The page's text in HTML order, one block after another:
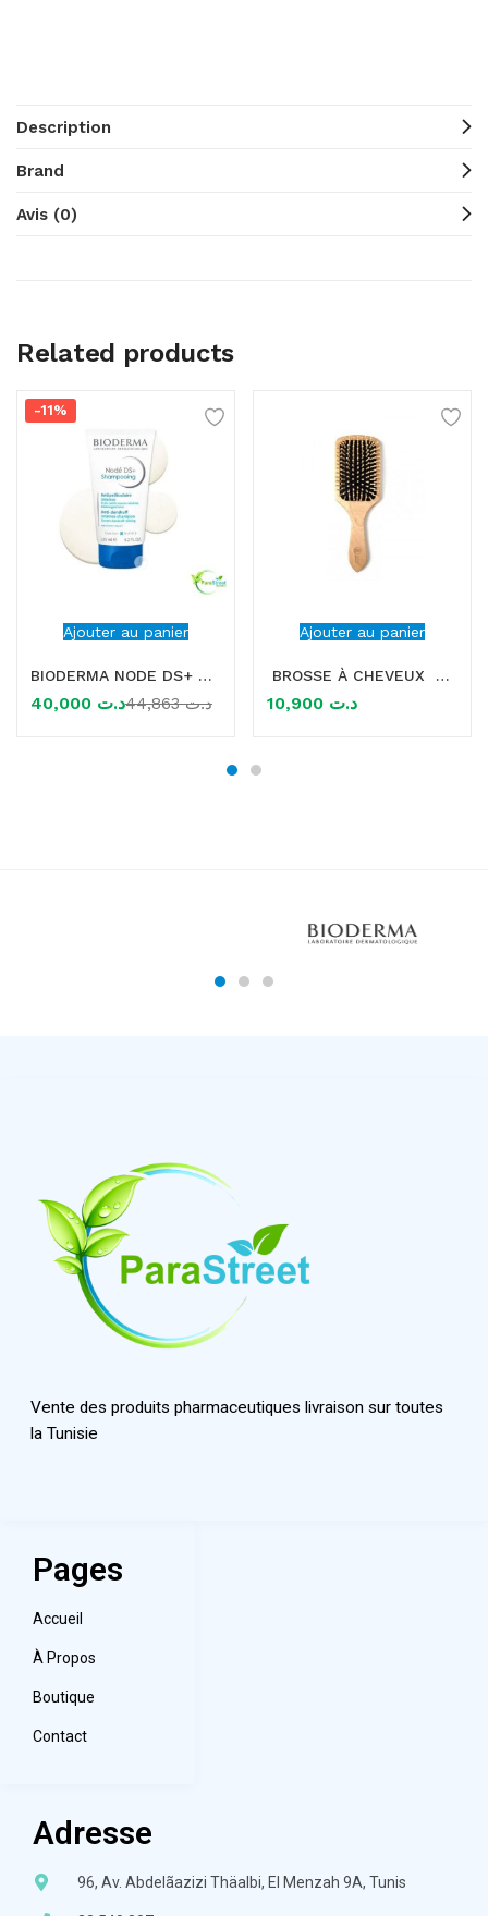
Description
Brand
Avis (0)
Related products
Ajouter au panier
-11%
BIODERMA NODE DS+ SHAMPOOING ANTIPELLICULAIRE INTENSE, 125ML
د.ت د.ت44,863
Ajouter au panier
BROSSE À CHEVEUX EN BOIS
د.ت
Vente des produits pharmaceutiques livraison sur toutes
la Tunisie
Pages
Accueil
À Propos
Boutique
Contact
Adresse
96, Av. Abdelãazizi Thäalbi, El Menzah 9A, Tunis